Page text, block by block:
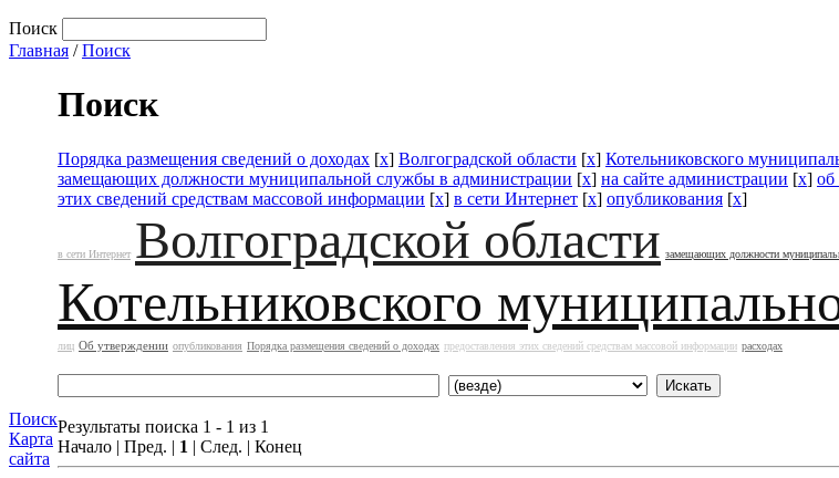
Поиск
Главная /Поиск
Поиск
Карта
сайта
Поиск
Порядка размещения сведений о доходах [x] Волгоградской области [x] Котельниковского
замещающих должности муниципальной службы в администрации [x] на сайте администрации [x] об
этих сведений средствам массовой информации [x] в сети Интернет [x] опубликования [x]
в сети Интернет Волгоградской области замещающих должности
Котельниковского
лиц Об утверждении опубликования Порядка размещения сведений о доходах предоставления этих сведений средствам массовой информации расходах
Результаты поиска 1 - 1 из 1
Начало | Пред. | 1 | След. | Конец